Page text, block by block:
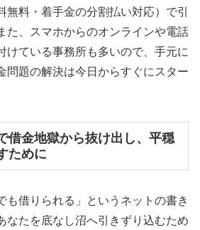
無料・着手金の分割払い対応）で引
た、スマホからのオンラインや電話
けている事務所も多いので、手元に
問題の解決は今日からすぐにスター
借金地獄から抜け出し、平穏
ために
も借りられる」というネットの書き
なたを底なし沼へ引きずり込むため